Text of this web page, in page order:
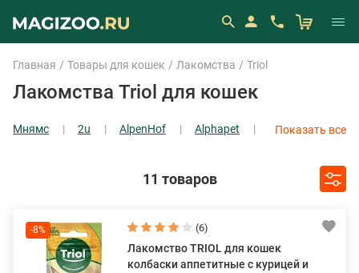
Главная Товары для кошек Лакомства Triol
Лакомства Triol для кошек
Мнямс 2u AlpenHof
Alphapet
Показать все
11 товаров
-8% (6)
Лакомство TRIOL для кошек
колбаски аппетитные с курицей и